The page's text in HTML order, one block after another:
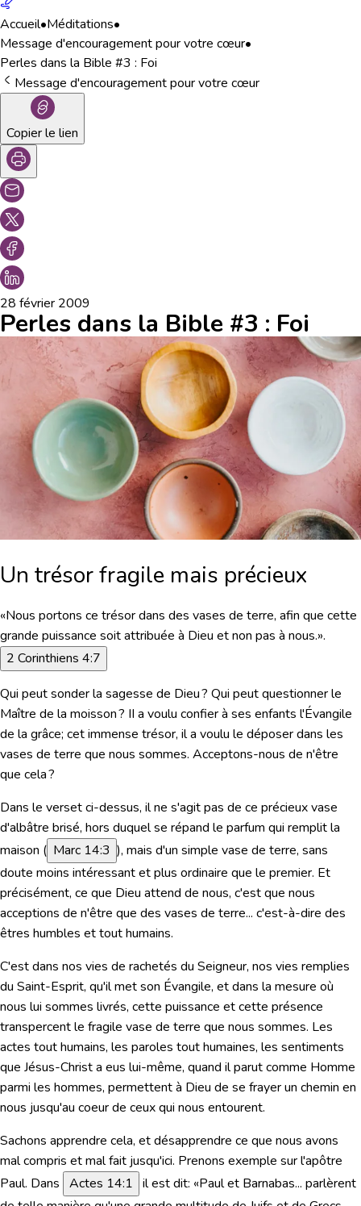
Accueil•Méditations•
Message d'encouragement pour votre cœur•
Perles dans la Bible #3 : Foi
Message d'encouragement pour votre cœur
Copier le lien
28 février 2009
Perles dans la Bible #3 : Foi
Un trésor fragile mais précieux
«Nous portons ce trésor dans des vases de terre, afin que cette
grande puissance soit attribuée à Dieu et non pas à nous.».
2 Corinthiens 4:7
Qui peut sonder la sagesse de Dieu ? Qui peut questionner le
Maître de la moisson ? II a voulu confier à ses enfants l'Évangile
de la grâce; cet immense trésor, il a voulu le déposer dans les
vases de terre que nous sommes. Acceptons-nous de n'être
que cela ?
Dans le verset ci-dessus, il ne s'agit pas de ce précieux vase
d'albâtre brisé, hors duquel se répand le parfum qui remplit la
maison ( Marc 14:3 ), mais d'un simple vase de terre, sans
doute moins intéressant et plus ordinaire que le premier. Et
précisément, ce que Dieu attend de nous, c'est que nous
acceptions de n'être que des vases de terre... c'est-à-dire des
êtres humbles et tout humains.
C'est dans nos vies de rachetés du Seigneur, nos vies remplies
du Saint-Esprit, qu'il met son Évangile, et dans la mesure où
nous lui sommes livrés, cette puissance et cette présence
transpercent le fragile vase de terre que nous sommes. Les
actes tout humains, les paroles tout humaines, les sentiments
que Jésus-Christ a eus lui-même, quand il parut comme Homme
parmi les hommes, permettent à Dieu de se frayer un chemin en
nous jusqu'au coeur de ceux qui nous entourent.
Sachons apprendre cela, et désapprendre ce que nous avons
mal compris et mal fait jusqu'ici. Prenons exemple sur l'apôtre
Paul. Dans Actes 14:1 il est dit: «Paul et Barnabas... parlèrent